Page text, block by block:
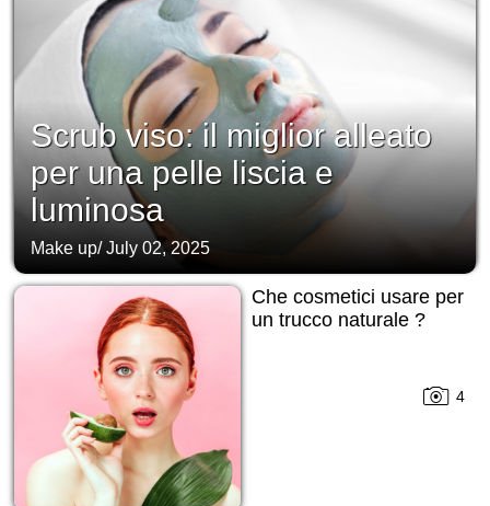
Scrub viso: il miglior alleato
per una pelle liscia e
luminosa
Make up/July 02, 2025
Che cosmetici usare per
un trucco naturale ?
4